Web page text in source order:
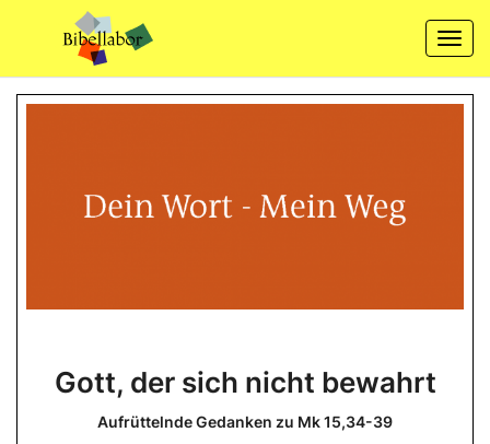
content
der
sich
Gott, der sich nicht bewahrt
Aufrüttelnde Gedanken zu Mk 15,34-39